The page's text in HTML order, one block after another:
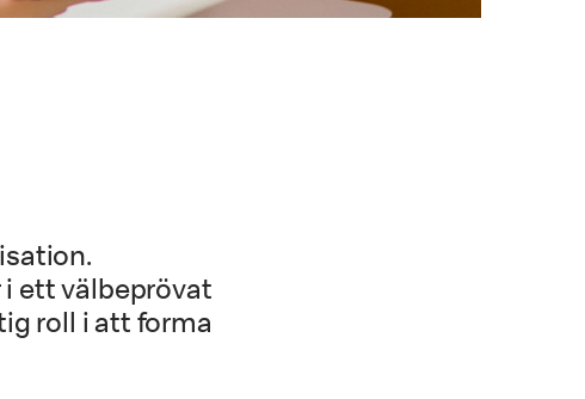
ett välbeprövat
roll i att forma